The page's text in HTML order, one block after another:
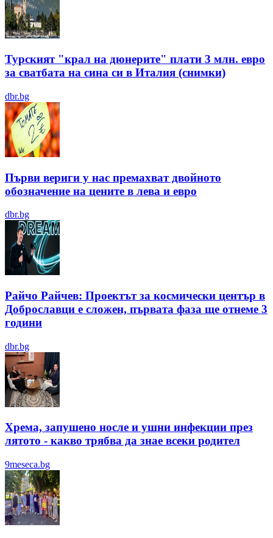
Турският "крал на дюнерите" плати 3 млн. евро
за сватбата на сина си в Италия (снимки)
dbr.bg
Първи вериги у нас премахват двойното
обозначение на цените в лева и евро
dbr.bg
Райчо Райчев: Проектът за космически център в
Доброславци е сложен, първата фаза ще отнеме 3
години
dbr.bg
Хрема, запушено носле и ушни инфекции през
лятотo - какво трябва да знае всеки родител
9meseca.bg